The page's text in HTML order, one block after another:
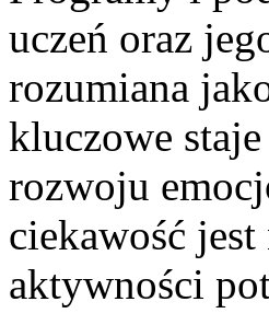
uczeń oraz
rozumiana
kluczowe
rozwoju
ciekawość
aktywności